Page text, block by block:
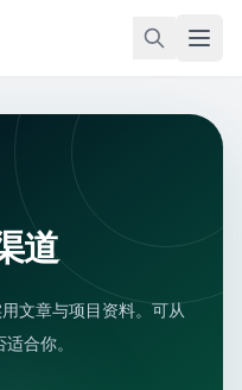
道
文章与项目资料。可从
合你。